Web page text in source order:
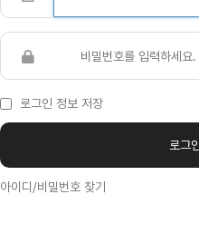
로그인 정보 저장
아이디/비밀번호 찾기